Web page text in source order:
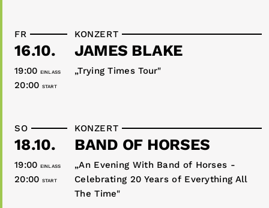
FR
16.10.
EINLASS
19:00
START
20:00
KONZERT
JAMES BLAKE
„Trying Times Tour"
SO
18.10.
EINLASS
19:00
START
20:00
KONZERT
BAND OF HORSES
„An Evening With Band of Horses -
Celebrating 20 Years of Everything All
The Time"